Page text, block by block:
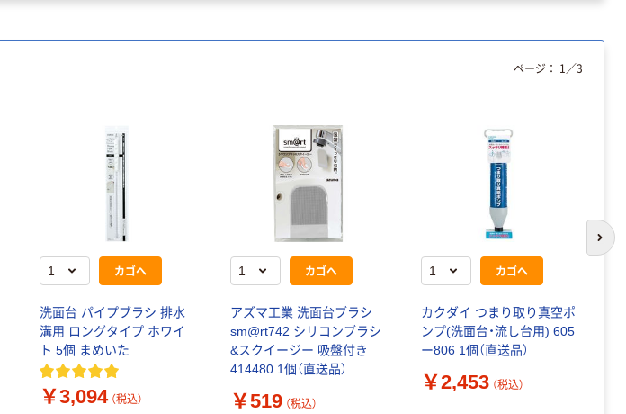
カゴへ
洗面台 パイプブラシ 排水
溝用 ロングタイプ ホワイ
ト 5個 まめいた
￥3,094 （税込）
カゴへ
アズマ工業 洗面台ブラシ
sm@rt742 シリコンブラシ
&スクイージー 吸盤付き
414480 1個（直送品）
￥519 （税込）
カゴへ
カクダイ つまり取り真空ポ
ンプ(洗面台・流し台用) 605
ー806 1個（直送品）
￥2,453 （税込）
ページ： 1 ／3
次